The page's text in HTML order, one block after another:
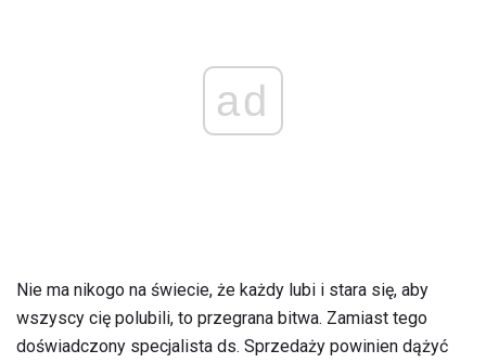
ad
Nie ma nikogo na świecie, że każdy lubi i stara się, aby
wszyscy cię polubili, to przegrana bitwa. Zamiast tego
doświadczony specjalista ds. Sprzedaży powinien dążyć